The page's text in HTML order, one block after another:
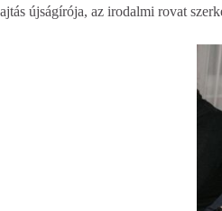
újságírója, az irodalmi rovat